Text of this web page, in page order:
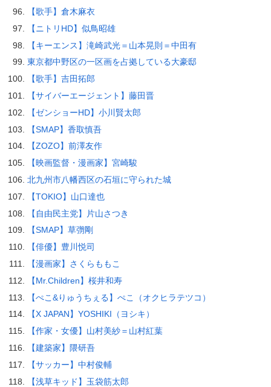
【歌手】倉木麻衣
【ニトリHD】似鳥昭雄
【キーエンス】滝崎武光＝山本晃則＝中田有
東京都中野区の一区画を占拠している大豪邸
【歌手】吉田拓郎
【サイバーエージェント】藤田晋
【ゼンショーHD】小川賢太郎
【SMAP】香取慎吾
【ZOZO】前澤友作
【映画監督・漫画家】宮崎駿
北九州市八幡西区の石垣に守られた城
【TOKIO】山口達也
【自由民主党】片山さつき
【SMAP】草彅剛
【俳優】豊川悦司
【漫画家】さくらももこ
【Mr.Children】桜井和寿
【ぺこ&りゅうちぇる】ぺこ（オクヒラテツコ）
【X JAPAN】YOSHIKI（ヨシキ）
【作家・女優】山村美紗＝山村紅葉
【建築家】隈研吾
【サッカー】中村俊輔
【浅草キッド】玉袋筋太郎